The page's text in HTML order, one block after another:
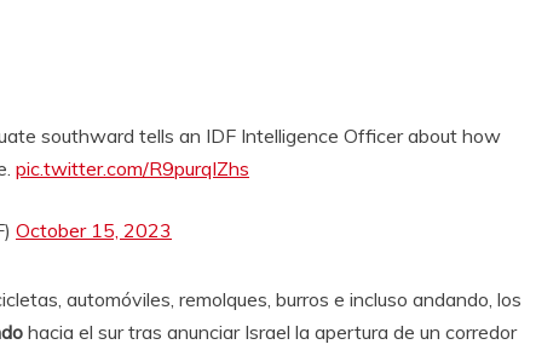
southward tells an IDF Intelligence Officer about how
pic.twitter.com/R9purqIZhs
October 15, 2023
automóviles, remolques, burros e incluso andando, los
hacia el sur tras anunciar Israel la apertura de un corredor